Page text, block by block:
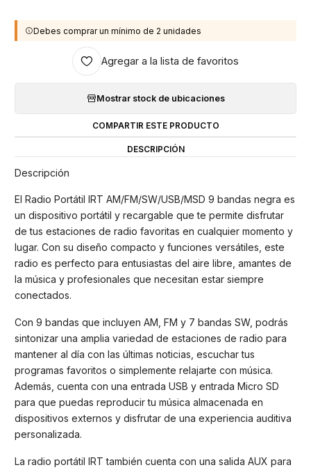
Debes comprar un mínimo de 2 unidades
Agregar a la lista de favoritos
Mostrar stock de ubicaciones
COMPARTIR ESTE PRODUCTO
DESCRIPCIÓN
Descripción
El Radio Portátil IRT AM/FM/SW/USB/MSD 9 bandas negra es
un dispositivo portátil y recargable que te permite disfrutar
de tus estaciones de radio favoritas en cualquier momento y
lugar. Con su diseño compacto y funciones versátiles, este
radio es perfecto para entusiastas del aire libre, amantes de
la música y profesionales que necesitan estar siempre
conectados.
Con 9 bandas que incluyen AM, FM y 7 bandas SW, podrás
sintonizar una amplia variedad de estaciones de radio para
mantener al día con las últimas noticias, escuchar tus
programas favoritos o simplemente relajarte con música.
Además, cuenta con una entrada USB y entrada Micro SD
para que puedas reproducir tu música almacenada en
dispositivos externos y disfrutar de una experiencia auditiva
personalizada.
La radio portátil IRT también cuenta con una salida AUX para